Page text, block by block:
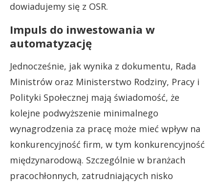
dowiadujemy się z OSR.
Impuls do inwestowania w
automatyzację
Jednocześnie, jak wynika z dokumentu, Rada
Ministrów oraz Ministerstwo Rodziny, Pracy i
Polityki Społecznej mają świadomość, że
kolejne podwyższenie minimalnego
wynagrodzenia za pracę może mieć wpływ na
konkurencyjność firm, w tym konkurencyjność
międzynarodową. Szczególnie w branżach
pracochłonnych, zatrudniających nisko